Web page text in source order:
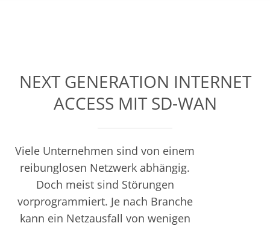
NEXT GENERATION INTERNET
ACCESS MIT SD-WAN
Viele Unternehmen sind von einem
reibunglosen Netzwerk abhängig.
Doch meist sind Störungen
vorprogrammiert. Je nach Branche
kann ein Netzausfall von wenigen